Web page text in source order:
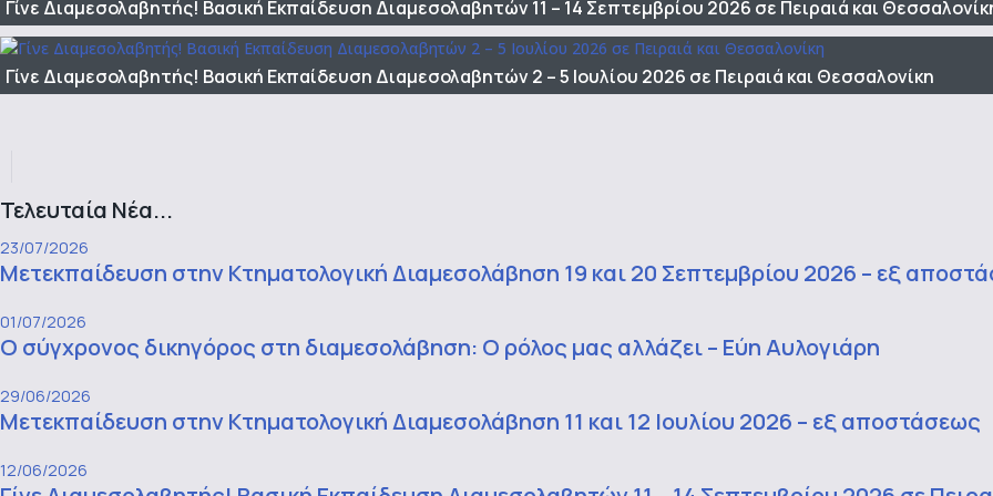
Γίνε Διαμεσολαβητής! Βασική Εκπαίδευση Διαμεσολαβητών 11 – 14 Σεπτεμβρίου 2026 σε Πειραιά και
Γίνε Διαμεσολαβητής! Βασική Εκπαίδευση Διαμεσολαβητών 2 – 5 Ιουλίου 2026 σε Πειραιά και Θεσσαλονίκη
Τελευταία Νέα...
23/07/2026
Μετεκπαίδευση στην Κτηματολογική Διαμεσολάβηση 19 και 20 Σεπτεμβρίου 2026 – εξ
01/07/2026
Ο σύγχρονος δικηγόρος στη διαμεσολάβηση: Ο ρόλος μας αλλάζει – Εύη Αυλογιάρη
29/06/2026
Μετεκπαίδευση στην Κτηματολογική Διαμεσολάβηση 11 και 12 Ιουλίου 2026 – εξ αποστάσεως
12/06/2026